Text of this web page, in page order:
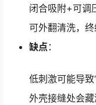
闭合吸附+可调
可外翻清洗，
缺点 ：
低刺激可能导致
外壳接缝处会